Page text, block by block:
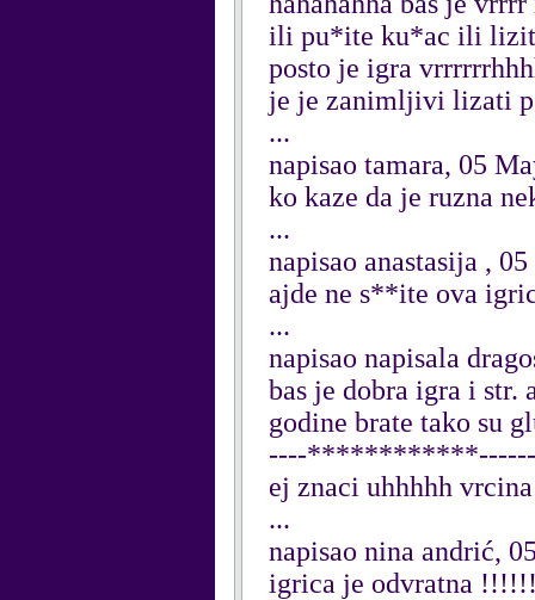
ili pu*ite ku*ac ili
posto je igra
je je zanimljivi lizati
...
napisao tamara, 05
ko kaze da je ruzna
...
napisao anastasija ,
ajde ne s**ite ova
...
napisao napisala
bas je dobra igra i str.
godine brate tako
----
ej znaci uhhhhh
...
napisao nina andrić,
igrica je odvratna